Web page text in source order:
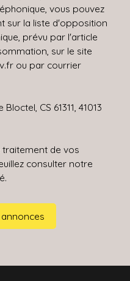
vous pouvez
sur la liste d'opposition
prévu par l'article
sur le site
ou par courrier
CS 61311, 41013
traitement de vos
consulter notre
.